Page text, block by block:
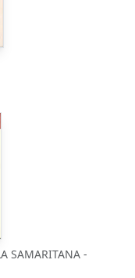
SAMARITANA -